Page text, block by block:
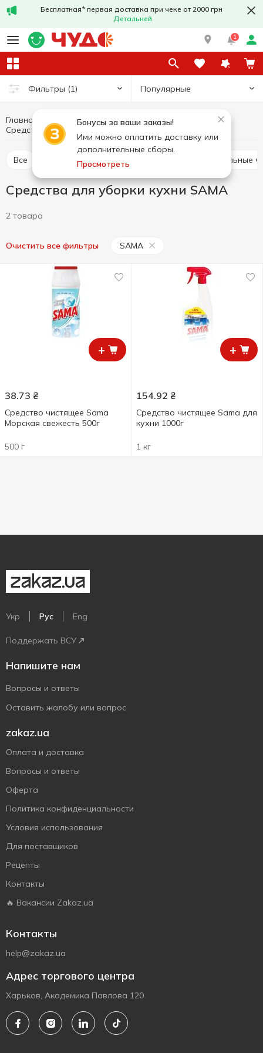
Бесплатная* первая доставка при чеке от 2000 грн
Детальней
1
Фильтры (1) Популярные
Бонусы за ваши заказы!
Ими можно оплатить доставку или
дополнительные сборы.
Просмотреть
Главная Бытовая химия Средства для уборки
Средства для уборки кухни
Все Средства для уборки туалета Универсальные
Средства для уборки кухни SAMA
2 товара
Очистить все фильтры SAMA
+
38.73 ₴
Средство чистящее Sama
Морская свежесть 500г
500 г
+
154.92 ₴
Средство чистящее Sama для
кухни 1000г
1 кг
Укр Рус Eng
Поддержать ВСУ
Напишите нам
Вопросы и ответы
Оставить жалобу или вопрос
zakaz.ua
Оплата и доставка
Вопросы и ответы
Оферта
Политика конфиденциальности
Условия использования
Для поставщиков
Рецепты
Контакты
🔥 Вакансии Zakaz.ua
Контакты
help@zakaz.ua
Адрес торгового центра
Харьков, Академика Павлова 120